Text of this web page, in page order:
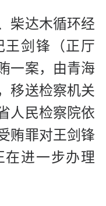
柴达木循环经
王剑锋（正厅
一案，由青海
移送检察机关
人民检察院依
贿罪对王剑锋
在进一步办理